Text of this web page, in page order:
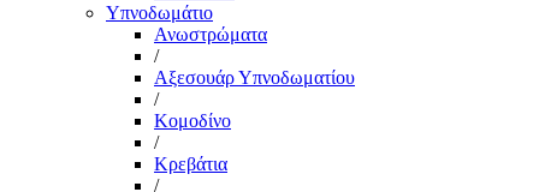
Υπνοδωμάτιο
Ανωστρώματα
/
Αξεσουάρ Υπνοδωματίου
/
Κομοδίνο
/
Κρεβάτια
/